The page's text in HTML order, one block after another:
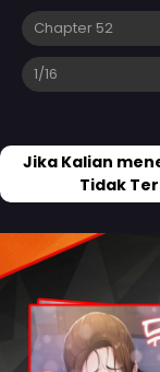
Jika Kalian
Tidak